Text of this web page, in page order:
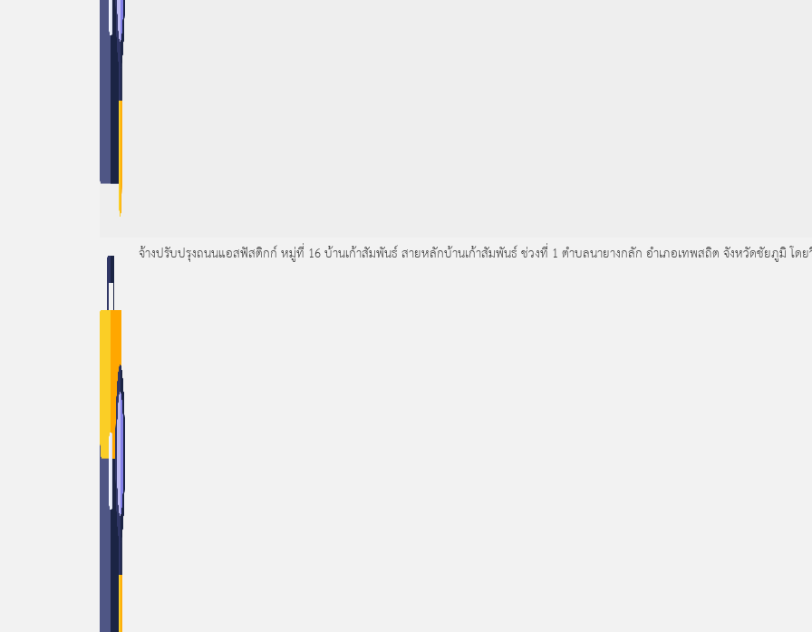
จ้างปรับปรุงถนนแอสฟัสติกก์ หมู่ที่ 16 บ้านเก้าสัมพันธ์ สายหลักบ้านเก้าสัมพันธ์ ช่วงที่ 1 ตำบลนายางกลัก อำเภอเทพสถิต จังหวัดชัยภูมิ โดยวิ